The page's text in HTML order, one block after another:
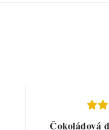
Čokoládová